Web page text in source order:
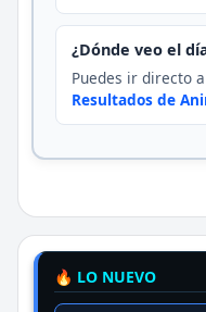
¿Dónde veo el
Puedes ir directo a
Resultados de
🔥 LO NUEVO